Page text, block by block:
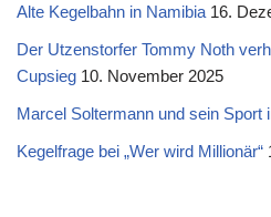
Alte Kegelbahn in Namibia 16.
Der Utzenstorfer Tommy Noth
Cupsieg 10. November 2025
Marcel Soltermann und sein Sport
Kegelfrage bei „Wer wird Millionär“